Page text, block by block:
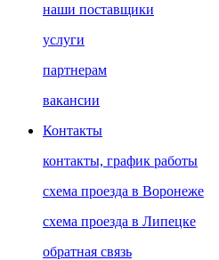
наши поставщики
услуги
партнерам
вакансии
Контакты
контакты, график работы
схема проезда в Воронеже
схема проезда в Липецке
обратная связь